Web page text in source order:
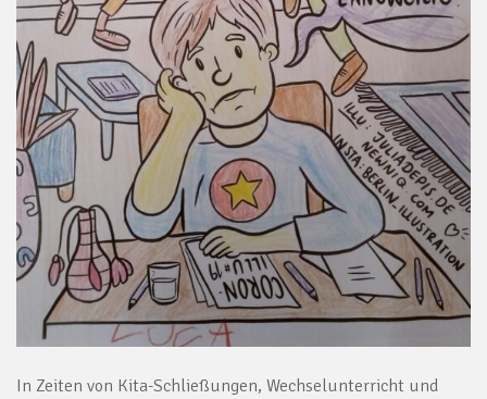
In Zeiten von Kita-Schließungen, Wechselunterricht und